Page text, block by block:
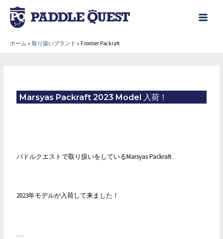
main
ホーム 取り扱いブランド Frontier Packraft
Marsyas Packraft 2023 Model 入荷！
パドルクエストで取り扱いをしているMarsyas Packraft
2023年モデルが入荷して来ました！
…